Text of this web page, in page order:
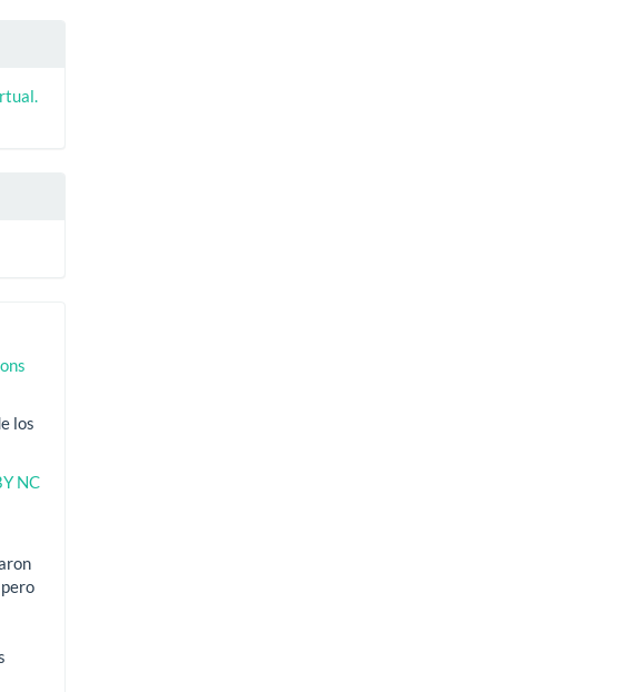
los
NC